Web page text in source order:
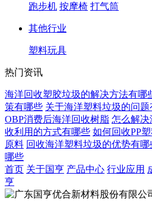
跑步机 按摩椅 打气筒
其他行业
塑料玩具
热门资讯
海洋回收塑胶垃圾的解决方法有哪
策有哪些 关于海洋塑料垃圾的问
OBP消费后海洋回收树脂 怎么解决
收利用的方式有哪些 如何回收PP
原料 回收海洋塑料垃圾的优势有哪
哪些
首页 关于国亨 产品中心 行业应用
亨